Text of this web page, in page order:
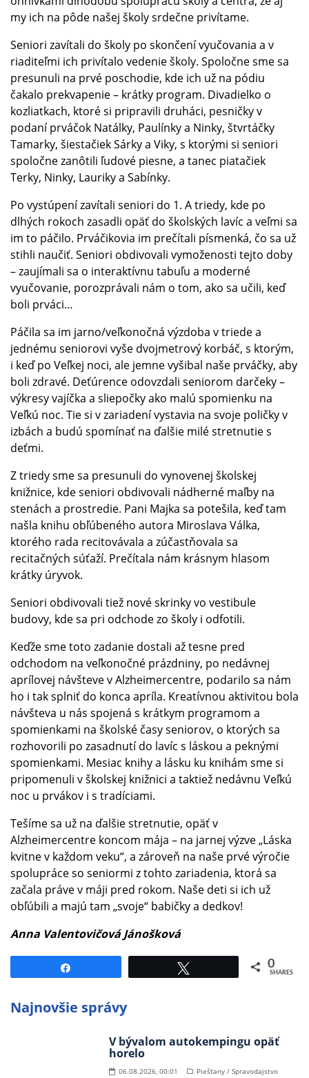
my ich na pôde našej školy srdečne privítame.
Seniori zavítali do školy po skončení vyučovania a v
riaditeľmi ich privítalo vedenie školy. Spoločne sme sa
presunuli na prvé poschodie, kde ich už na pódiu
čakalo prekvapenie – krátky program. Divadielko o
kozliatkach, ktoré si pripravili druháci, pesničky v
podaní prváčok Natálky, Paulínky a Ninky, štvrtáčky
Tamarky, šiestačiek Sárky a Viky, s ktorými si seniori
spoločne zanôtili ľudové piesne, a tanec piatačiek
Terky, Ninky, Lauriky a Sabínky.
Po vystúpení zavítali seniori do 1. A triedy, kde po
dlhých rokoch zasadli opäť do školských lavíc a veľmi sa
im to páčilo. Prváčikovia im prečítali písmenká, čo sa už
stihli naučiť. Seniori obdivovali vymoženosti tejto doby
– zaujímali sa o interaktívnu tabuľu a moderné
vyučovanie, porozprávali nám o tom, ako sa učili, keď
boli prváci…
Páčila sa im jarno/veľkonočná výzdoba v triede a
jednému seniorovi vyše dvojmetrový korbáč, s ktorým,
i keď po Veľkej noci, ale jemne vyšibal naše prváčky, aby
boli zdravé. Deťúrence odovzdali seniorom darčeky –
výkresy vajíčka a sliepočky ako malú spomienku na
Veľkú noc. Tie si v zariadení vystavia na svoje poličky v
izbách a budú spomínať na ďalšie milé stretnutie s
deťmi.
Z triedy sme sa presunuli do vynovenej školskej
knižnice, kde seniori obdivovali nádherné maľby na
stenách a prostredie. Pani Majka sa potešila, keď tam
našla knihu obľúbeného autora Miroslava Válka,
ktorého rada recitovávala a zúčastňovala sa
recitačných súťaží. Prečítala nám krásnym hlasom
krátky úryvok.
Seniori obdivovali tiež nové skrinky vo vestibule
budovy, kde sa pri odchode zo školy i odfotili.
Keďže sme toto zadanie dostali až tesne pred
odchodom na veľkonočné prázdniny, po nedávnej
aprílovej návšteve v Alzheimercentre, podarilo sa nám
ho i tak splniť do konca apríla. Kreatívnou aktivitou bola
návšteva u nás spojená s krátkym programom a
spomienkami na školské časy seniorov, o ktorých sa
rozhovorili po zasadnutí do lavíc s láskou a peknými
spomienkami. Mesiac knihy a lásku ku knihám sme si
pripomenuli v školskej knižnici a taktiež nedávnu Veľkú
noc u prvákov i s tradíciami.
Tešíme sa už na ďalšie stretnutie, opäť v
Alzheimercentre koncom mája – na jarnej výzve „Láska
kvitne v každom veku“, a zároveň na naše prvé výročie
spolupráce so seniormi z tohto zariadenia, ktorá sa
začala práve v máji pred rokom. Naše deti si ich už
obľúbili a majú tam „svoje“ babičky a dedkov!
Anna Valentovičová Jánošková
0
SHARES
Najnovšie správy
V bývalom autokempingu opäť
horelo
06.08.2026, 00:01 Piešťany / Spravodajstvo